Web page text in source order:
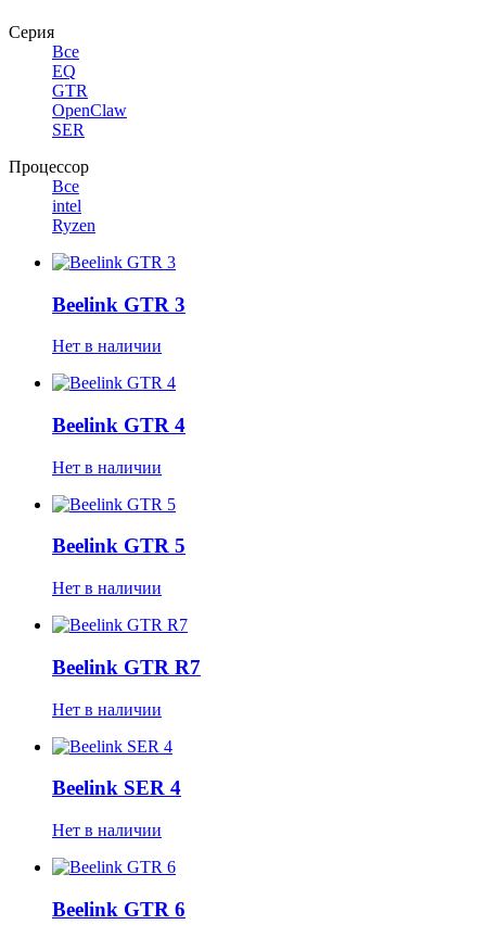
Серия
Все
EQ
GTR
OpenClaw
SER
Процессор
Все
intel
Ryzen
Beelink GTR 3
Нет в наличии
Beelink GTR 4
Нет в наличии
Beelink GTR 5
Нет в наличии
Beelink GTR R7
Нет в наличии
Beelink SER 4
Нет в наличии
Beelink GTR 6